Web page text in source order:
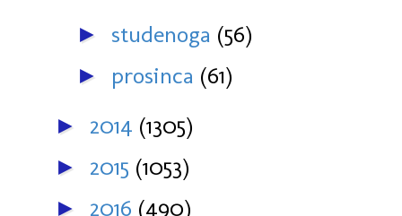
► studenoga (56)
► prosinca (61)
► 2014 (1305)
► 2015 (1053)
► 2016 (490)